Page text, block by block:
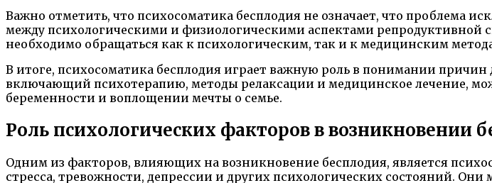
Важно отметить, что психосоматика бесплодия не означает, что проблема
между психологическими и физиологическими аспектами репродуктивной
необходимо обращаться как к психологическим, так и к медицинским
В итоге, психосоматика бесплодия играет важную роль в понимании
включающий психотерапию, методы релаксации и медицинское лечение,
беременности и воплощении мечты о семье.
Роль психологических факторов в возникновении
Одним из факторов, влияющих на возникновение бесплодия, является
стресса, тревожности, депрессии и других психологических состояний.